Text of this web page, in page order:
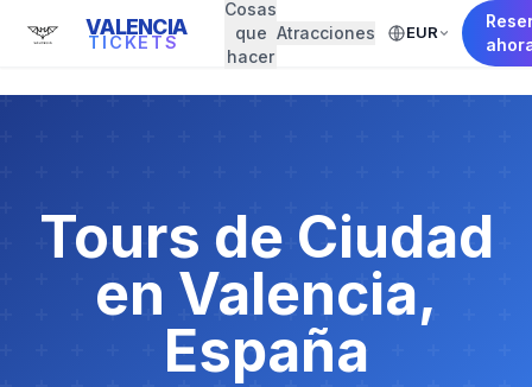
VALENCIA
TICKETS
Cosas
que
hacer
Atracciones EUR
Tours de Ciudad
en Valencia,
España